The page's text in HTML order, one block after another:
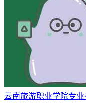
经济管理学院
云南旅游职业学院专业